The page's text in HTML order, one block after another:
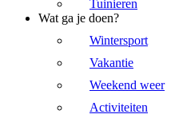
Tuinieren
Wat ga je doen?
Wintersport
Vakantie
Weekend weer
Activiteiten